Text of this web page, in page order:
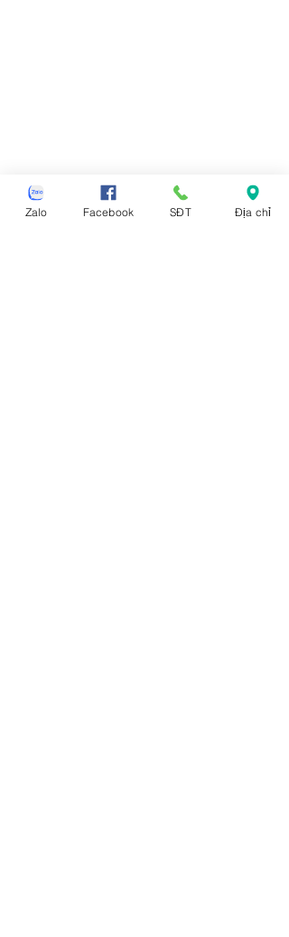
Zalo Facebook SĐT Địa chỉ